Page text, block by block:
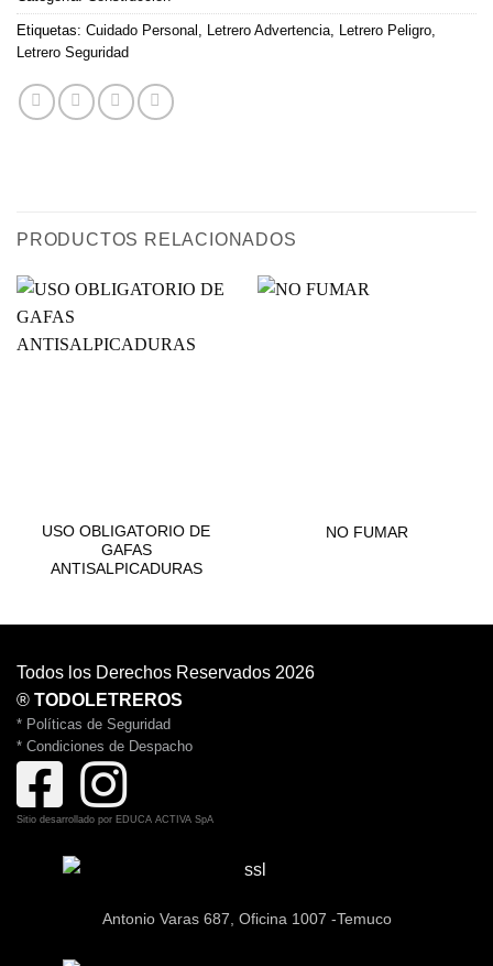
Etiquetas: Cuidado Personal Letrero Advertencia Letrero Peligro
Letrero Seguridad
PRODUCTOS RELACIONADOS
USO OBLIGATORIO DE
GAFAS
ANTISALPICADURAS
NO FUMAR
Todos los Derechos Reservados 2026
® TODOLETREROS
* Políticas de Seguridad
* Condiciones de Despacho
Sitio desarrollado por EDUCA ACTIVA SpA
Antonio Varas 687, Oficina 1007 -Temuco